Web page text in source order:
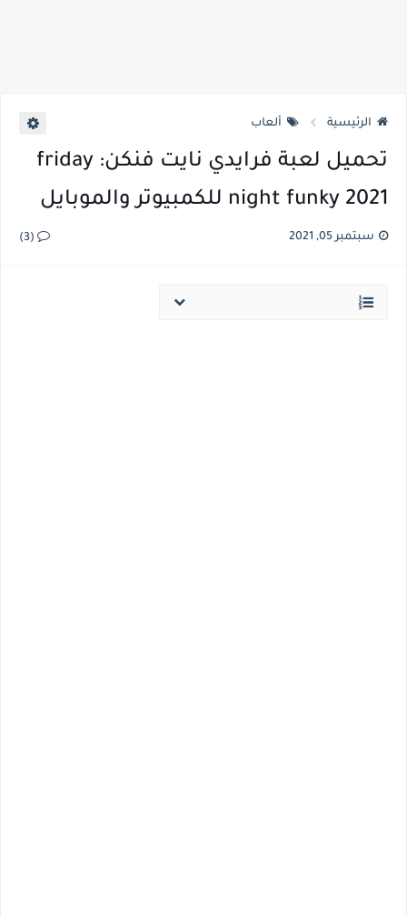
الرئيسية ألعاب
تحميل لعبة فرايدي نايت فنكن: friday
night funky 2021 للكمبيوتر والموبايل
سبتمبر 05, 2021 (3)